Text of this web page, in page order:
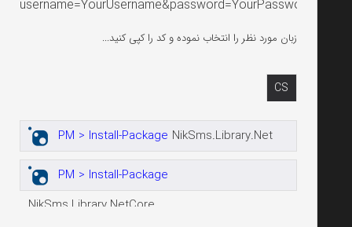
زبان مورد نظر را انتخاب نموده و کد را کپی کنید...
CS
PM > Install-Package NikSms.Library.Net
PM > Install-Package
NikSms.Library.NetCore